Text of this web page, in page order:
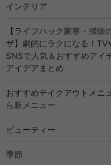
インテリア
【ライフハック家事・掃除
ザ】劇的にラクになる！TV
SNSで人気＆おすすめアイ
アイデアまとめ
おすすめテイクアウトメニ
ら新メニュー
ビューティー
季節